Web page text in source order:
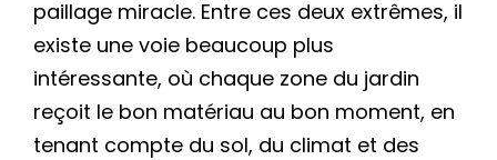
paillage miracle. Entre ces deux extrêmes, il
existe une voie beaucoup plus
intéressante, où chaque zone du jardin
reçoit le bon matériau au bon moment, en
tenant compte du sol, du climat et des